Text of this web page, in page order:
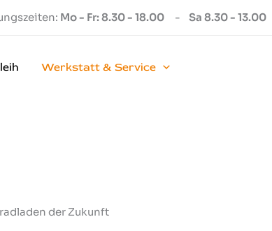
Mo - Fr: 8.30 - 18.00 - Sa 8.30 - 13.00
Werkstatt & Service
der Zukunft